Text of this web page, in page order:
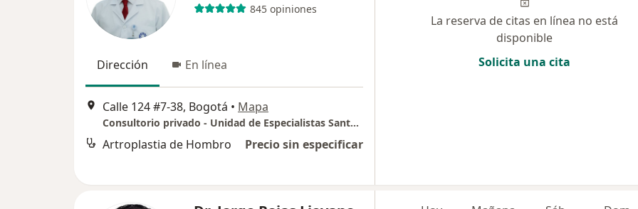
845 opiniones
Dirección En línea
Calle 124 #7-38, Bogotá • Mapa
Consultorio privado - Unidad de Especialistas Santa Fe Real Consultorio 504
Artroplastia de Hombro Precio sin especificar
La reserva de citas en línea no está
disponible
Solicita una cita